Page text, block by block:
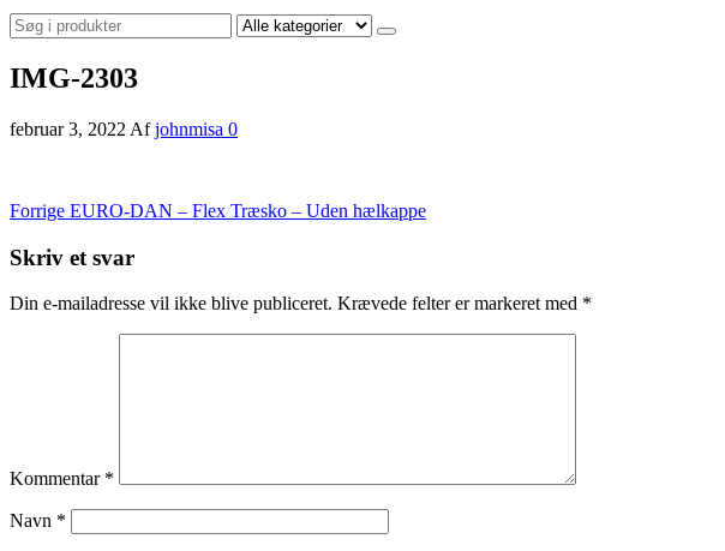
IMG-2303
februar 3, 2022 Af johnmisa 0
Indlægsnavigation
Forrige
Forrige EURO-DAN – Flex Træsko – Uden hælkappe
Skriv et svar
Din e-mailadresse vil ikke blive publiceret. Krævede felter er markeret med *
Kommentar *
Navn *